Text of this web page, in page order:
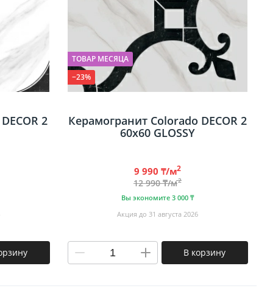
2
ТОВАР МЕСЯЦА
−23%
Керамогранит Colorado DECOR 2
60х60 GLOSSY
9 990 ₸/м2
12 990 ₸/м2
Вы экономите 3 000 ₸
Акция до 31 августа 2026
В корзину